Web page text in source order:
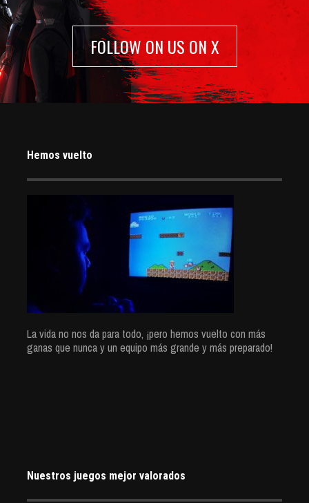
FOLLOW ON US ON X
Hemos vuelto
La vida no nos da para todo, ¡pero hemos vuelto con más
ganas que nunca y un equipo más grande y más preparado!
Nuestros juegos mejor valorados